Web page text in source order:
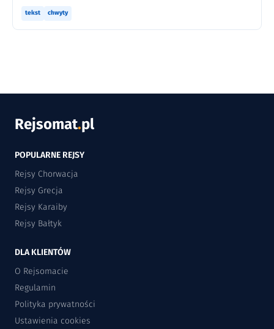
tekst chwyty
Rejsomat.pl
POPULARNE REJSY
Rejsy Chorwacja
Rejsy Grecja
Rejsy Karaiby
Rejsy Bałtyk
DLA KLIENTÓW
O Rejsomacie
Regulamin
Polityka prywatności
Ustawienia cookies